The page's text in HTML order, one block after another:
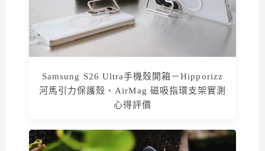
Samsung S26 Ultra手機殼開箱－Hipporizz
河馬引力保護殼、AirMag 磁吸指環支架實測
心得評價